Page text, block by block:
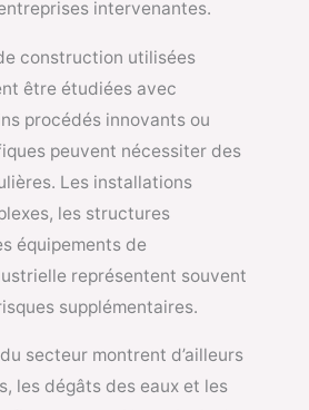
intervenantes.
construction utilisées
être étudiées avec
procédés innovants ou
peuvent nécessiter des
Les installations
les structures
équipements de
représentent souvent
supplémentaires.
secteur montrent d’ailleurs
les dégâts des eaux et les